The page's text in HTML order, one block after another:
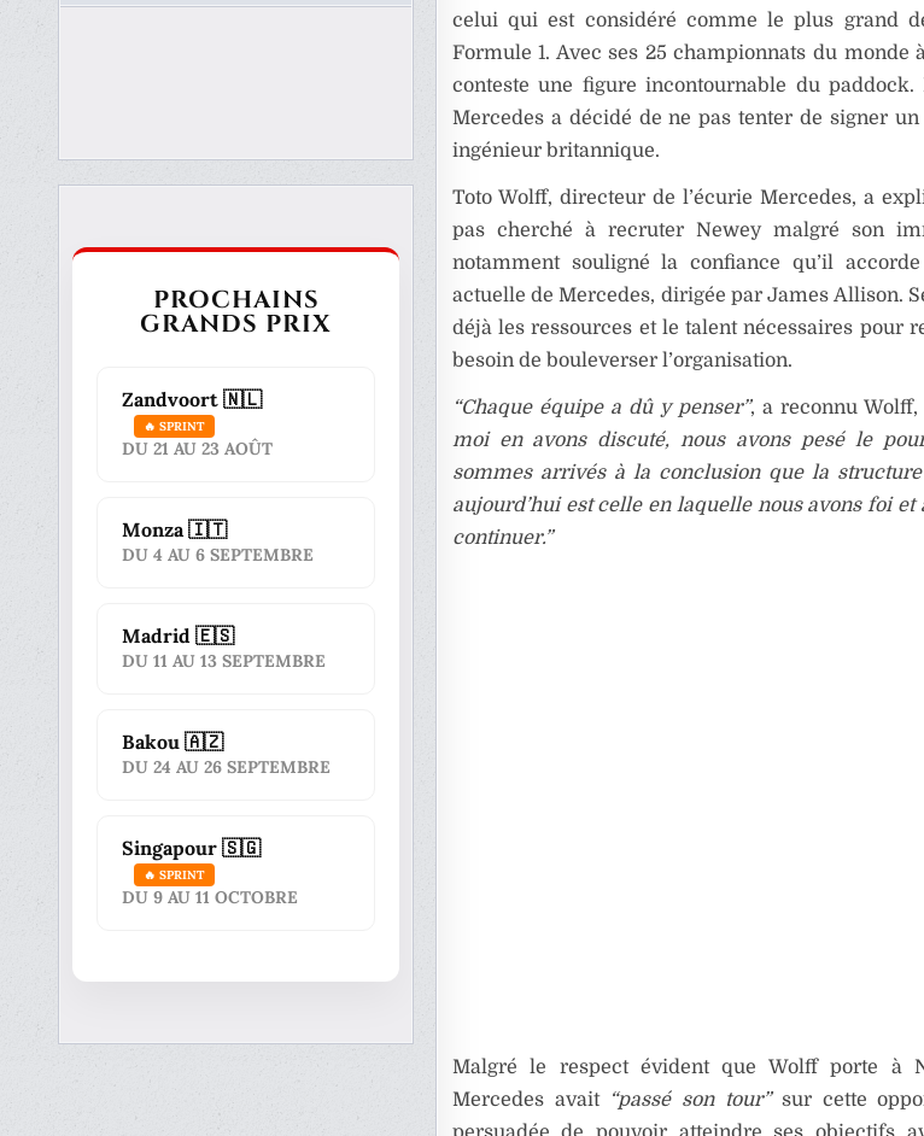
celui qui est considéré comme le plus grand
Formule 1. Avec ses 25 championnats du monde
conteste une figure incontournable du paddock.
Mercedes a décidé de ne pas tenter de signer
ingénieur britannique.
Toto Wolff, directeur de l’écurie Mercedes, a
pas cherché à recruter Newey malgré son
notamment souligné la confiance qu’il
actuelle de Mercedes, dirigée par James Allison.
déjà les ressources et le talent nécessaires pour
besoin de bouleverser l’organisation.
“Chaque équipe a dû y penser”, a reconnu Wolff,
moi en avons discuté, nous avons pesé le
sommes arrivés à la conclusion que la
aujourd’hui est celle en laquelle nous avons foi
continuer.”
Malgré le respect évident que Wolff porte à
Mercedes avait “passé son tour”sur cette
PROCHAINS
GRANDS PRIX
Zandvoort 🇳🇱
🔥 SPRINT
DU 21 AU 23 AOÛT
Monza 🇮🇹
DU 4 AU 6 SEPTEMBRE
Madrid 🇪🇸
DU 11 AU 13 SEPTEMBRE
Bakou 🇦🇿
DU 24 AU 26 SEPTEMBRE
Singapour 🇸🇬
🔥 SPRINT
DU 9 AU 11 OCTOBRE